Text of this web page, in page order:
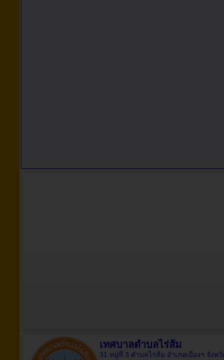
เทศบาลตำบลไร่ส้ม
31 หมู่ที่ 3 ตำบลไร่ส้ม อำเภอเมืองฯ จังห